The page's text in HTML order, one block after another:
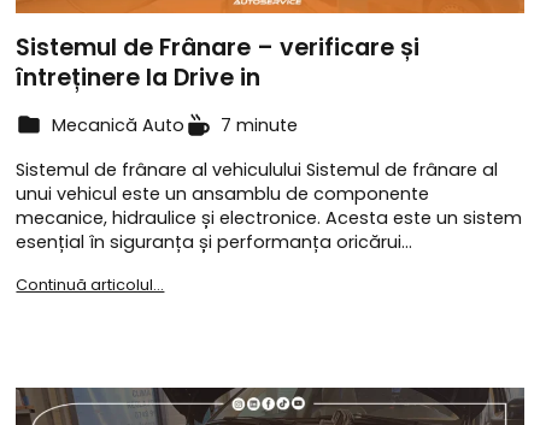
Sistemul de Frânare – verificare și
întreținere la Drive in
Mecanică Auto
7 minute
Sistemul de frânare al vehiculului Sistemul de frânare al
unui vehicul este un ansamblu de componente
mecanice, hidraulice și electronice. Acesta este un sistem
esențial în siguranța și performanța oricărui…
Continuă articolul...